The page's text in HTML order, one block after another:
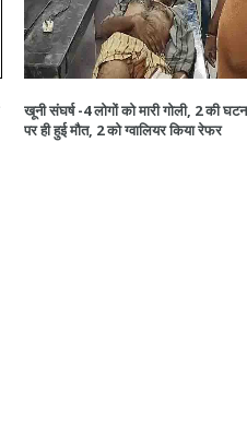
खूनी संघर्ष -4 लोगों को मारी गोली, 2 की
पर ही हुई मौत, 2 को ग्वालियर किया रेफर